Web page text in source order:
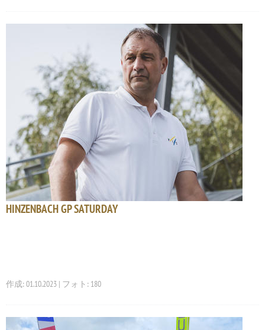
HINZENBACH GP SATURDAY
作成: 01.10.2023 | フォト: 180